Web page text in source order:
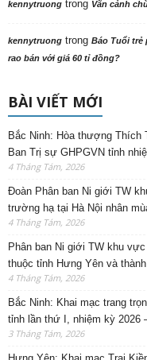
kennytruong trong Vãn cảnh
kennytruong trong Báo Tuổi trẻ
rao bán với giá 60 tỉ đồng?
BÀI VIẾT MỚI
Bắc Ninh: Hòa thượng
Ban Trị sự GHPGVN tỉnh
4 Tháng Tám, 2026
Đoàn Phân ban Ni giới TW
trường hạ tại Hà Nội nhân
4 Tháng Tám, 2026
Phân ban Ni giới TW khu
thuộc tỉnh Hưng Yên và
4 Tháng Tám, 2026
Bắc Ninh: Khai mạc trang
tỉnh lần thứ I, nhiệm kỳ 2026
3 Tháng Tám, 2026